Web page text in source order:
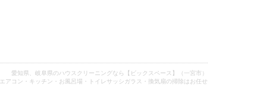
愛知県、岐阜県のハウスクリーニングなら【ビックスペース】（一宮市）
エアコン・キッチン・お風呂場・トイレサッシガラス・換気扇の掃除はお任せ